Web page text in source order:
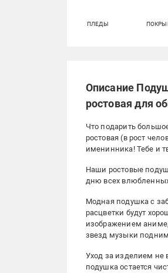
ПЛЕДЫ
Описание
ростовая для
Что подарить
ростовая (в рост
именинника! Тебе и
Наши ростовые
дню всех
Модная подушка с
расцветки будут
изображением
звезд музыки
Уход за изделием не
подушка остается